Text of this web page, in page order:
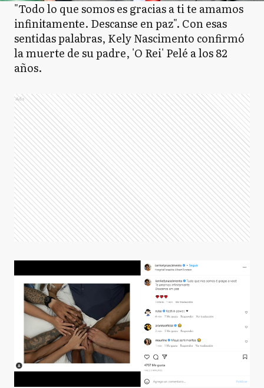
"Todo lo que somos es gracias a ti te amamos
infinitamente. Descanse en paz". Con esas
sentidas palabras, Kely Nascimento confirmó
la muerte de su padre, 'O Rei' Pelé a los 82
años.
Ads